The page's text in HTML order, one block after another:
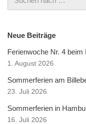
Neue Beiträge
Ferienwoche Nr. 4 beim
1. August 2026
Sommerferien am
23. Juli 2026
Sommerferien in
16. Juli 2026